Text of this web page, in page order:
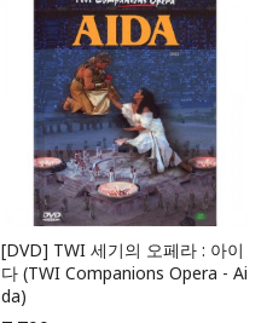
[DVD] TWI 세기의 오페라 : 아이
다 (TWI Companions Opera - Ai
da)